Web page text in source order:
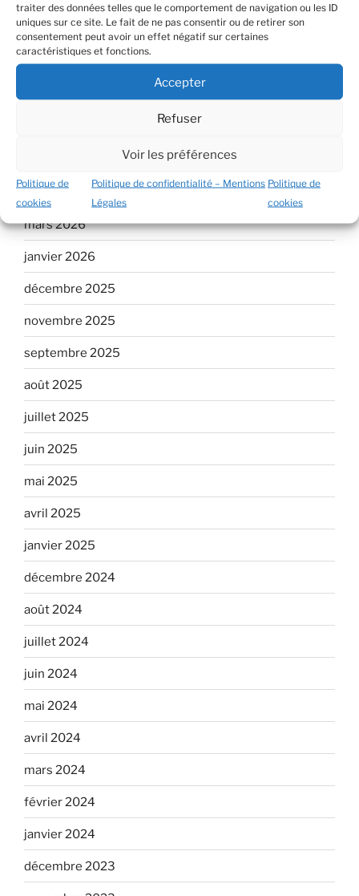
traiter des données telles que le comportement de navigation ou les ID
uniques sur ce site. Le fait de ne pas consentir ou de retirer son
consentement peut avoir un effet négatif sur certaines
caractéristiques et fonctions.
Accepter
Refuser
Voir les préférences
Politique de
cookies
Politique de confidentialité – Mentions
Légales
Politique de
cookies
BOURLAdansSport ou antidépresseurs : quelle est la
meilleure solution contre la dépression ?
OtorodansDéterminez votre Facteur Obscur
mai 2026
mars 2026
janvier 2026
décembre 2025
novembre 2025
septembre 2025
août 2025
juillet 2025
juin 2025
mai 2025
avril 2025
janvier 2025
décembre 2024
août 2024
juillet 2024
juin 2024
mai 2024
avril 2024
mars 2024
février 2024
janvier 2024
décembre 2023